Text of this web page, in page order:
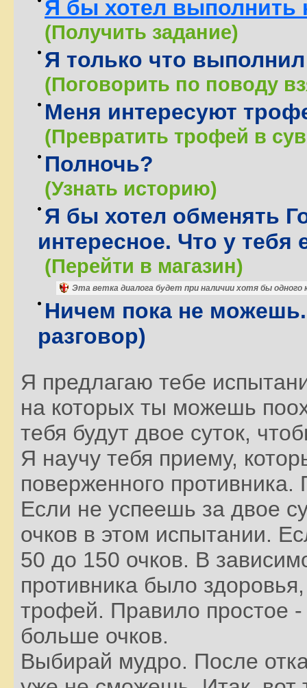
Я бы хотел выполнить
(Получить задание)
Я только что
(Поговорить по поводу
Меня интересуют
(Превратить трофей в
Полночь?
(Узнать историю)
Я бы хотел обменять
интересное. Что у тебя
(Перейти в магазин)
Эта ветка диалога будет при наличии хотя бы одного
Ничем пока не
разговор)
Я предлагаю тебе
на которых ты можешь
тебя будут двое суток,
Я научу тебя приему,
поверженного
Если не успеешь за двое
очков в этом испытании.
50 до 150 очков. В
противника было
трофей. Правило простое
больше очков.
Выбирай мудро. После